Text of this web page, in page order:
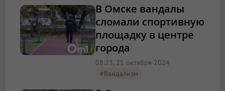
В Омске вандалы
сломали спортивную
площадку в центре
города
08:23, 21 октября 2024
#вандализм